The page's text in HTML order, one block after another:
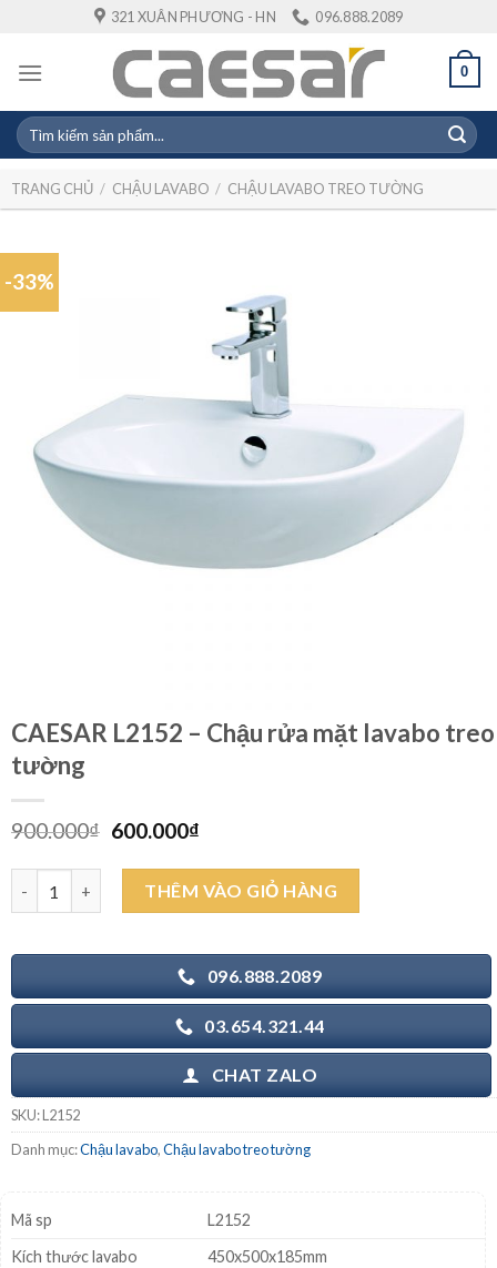
content
321 XUÂN PHƯƠNG - HN 096.888.2089
0
Tìm
kiếm:
TRANG CHỦ / CHẬU LAVABO / CHẬU LAVABO TREO TƯỜNG
-33%
CAESAR L2152 – Chậu rửa mặt lavabo treo
tường
900.000₫ Giá
là:
900.000₫.
600.000₫Giá
tại
là:
600.000₫.
CAESAR L2152 - Chậu rửa mặt lavabo treo tường số lượng
THÊM VÀO GIỎ HÀNG
096.888.2089
03.654.321.44
CHAT ZALO
SKU:L2152
Danh mục:Chậu lavabo,Chậu lavabo treo tường
Mã sp
L2152
Kích thước lavabo
450x500x185mm